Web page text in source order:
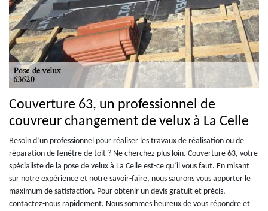
Couverture 63, un professionnel de
couvreur changement de velux à La Celle
Besoin d’un professionnel pour réaliser les travaux de réalisation ou de
réparation de fenêtre de toit ? Ne cherchez plus loin. Couverture 63, votre
spécialiste de la pose de velux à La Celle est-ce qu’il vous faut. En misant
sur notre expérience et notre savoir-faire, nous saurons vous apporter le
maximum de satisfaction. Pour obtenir un devis gratuit et précis,
contactez-nous rapidement. Nous sommes heureux de vous répondre et